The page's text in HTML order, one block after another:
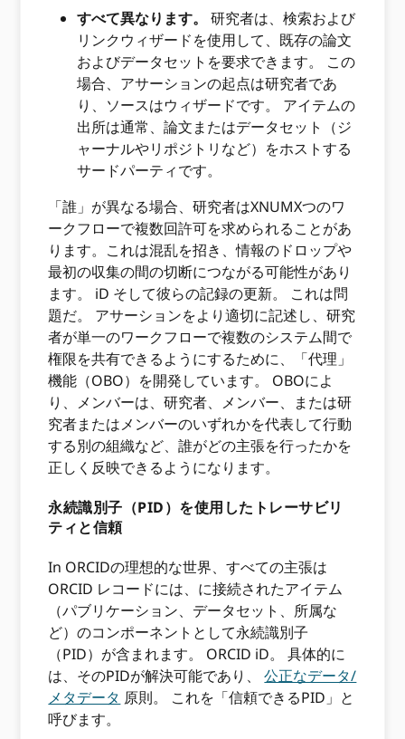
すべて異なります。
研究者は、検索および
リンクウィザードを使用して、既存の論文
およびデータセットを要求できます。 この
場合、アサーションの起点は研究者であ
り、ソースはウィザードです。 アイテムの
出所は通常、論文またはデータセット（ジ
ャーナルやリポジトリなど）をホストする
サードパーティです。
「誰」が異なる場合、研究者はXNUMXつのワ
ークフローで複数回許可を求められることがあ
ります。これは混乱を招き、情報のドロップや
最初の収集の間の切断につながる可能性があり
ます。 iD そして彼らの記録の更新。 これは問
題だ。 アサーションをより適切に記述し、研究
者が単一のワークフローで複数のシステム間で
権限を共有できるようにするために、「代理」
機能（OBO）を開発しています。 OBOによ
り、メンバーは、研究者、メンバー、または研
究者またはメンバーのいずれかを代表して行動
する別の組織など、誰がどの主張を行ったかを
正しく反映できるようになります。
永続識別子（PID）を使用したトレーサビリ
ティと信頼
In ORCIDの理想的な世界、すべての主張は
ORCID レコードには、に接続されたアイテム
（パブリケーション、データセット、所属な
ど）のコンポーネントとして永続識別子
（PID）が含まれます。 ORCID iD。 具体的に
は、そのPIDが解決可能であり、公正なデータ/
メタデータ 原則。 これを「信頼できるPID」と
呼びます。